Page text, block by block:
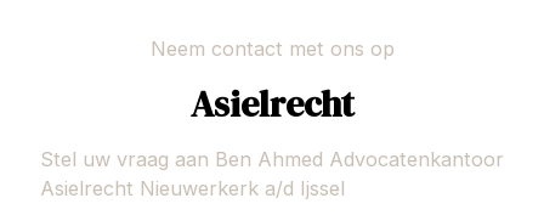
Neem contact met ons op
Asielrecht
Stel uw vraag aan Ben Ahmed Advocatenkantoor
Asielrecht Nieuwerkerk a/d Ijssel